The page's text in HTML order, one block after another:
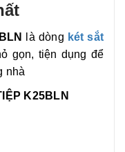
là dòng két sắt
gọn, tiện dụng để
nhà
K25BLN